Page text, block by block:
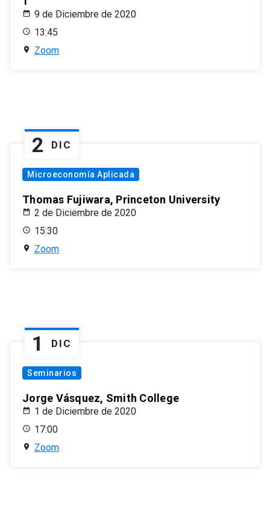
9 de Diciembre de 2020
13:45
Zoom
2 DIC
Microeconomía Aplicada
Thomas Fujiwara, Princeton University
2 de Diciembre de 2020
15:30
Zoom
1 DIC
Seminarios
Jorge Vásquez, Smith College
1 de Diciembre de 2020
17:00
Zoom